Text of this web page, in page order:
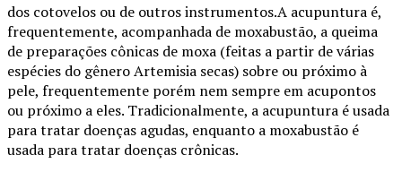
dos cotovelos ou de outros instrumentos.A acupuntura é,
frequentemente, acompanhada de moxabustão, a queima
de preparações cônicas de moxa (feitas a partir de várias
espécies do gênero Artemisia secas) sobre ou próximo à
pele, frequentemente porém nem sempre em acupontos
ou próximo a eles. Tradicionalmente, a acupuntura é usada
para tratar doenças agudas, enquanto a moxabustão é
usada para tratar doenças crônicas.